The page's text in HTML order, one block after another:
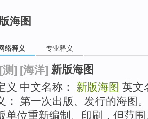
海图
络释义 专业释义
[测] [海洋] 新版海图
义 中文名称： 新版海图 英文
： 第一次出版、发行的海图
单位重新编制、印刷，但范